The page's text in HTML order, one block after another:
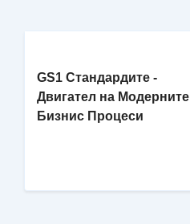
GS1 Стандардите -
Двигател на Модерните
Бизнис Процеси